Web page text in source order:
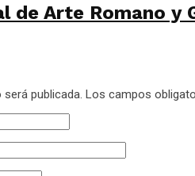
de Arte Romano
publicada. Los campos